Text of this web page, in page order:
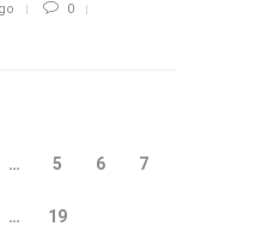
0
… 5 6 7
… 19